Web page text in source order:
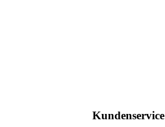
Kundenservice